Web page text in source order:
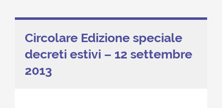
Circolare Edizione speciale
decreti estivi – 12 settembre
2013